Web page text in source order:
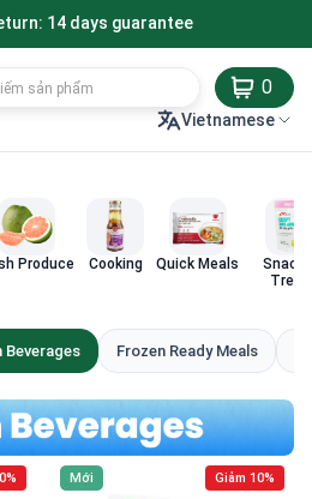
14 days guarantee
0
Vietnamese
Produce Cooking Quick Meals
Beverages Frozen Ready Meals
Giảm 10%
Mới